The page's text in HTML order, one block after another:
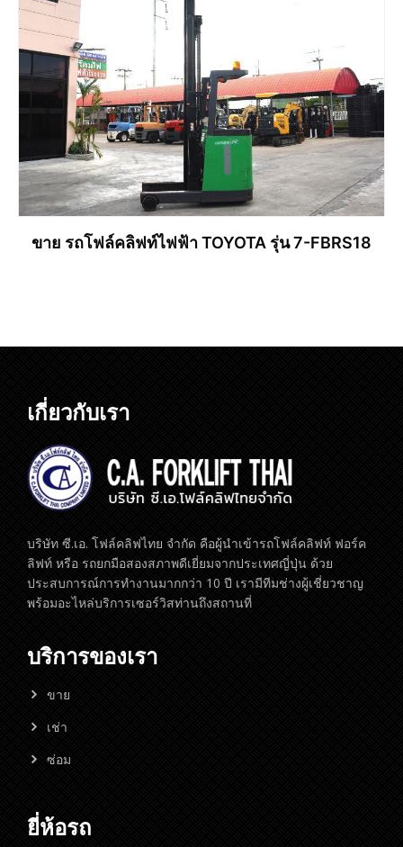
ขาย รถโฟล์คลิฟท์ไฟฟ้า TOYOTA รุ่น 7-FBRS18
เกี่ยวกับเรา
บริษัท ซี.เอ. โฟล์คลิฟไทย จำกัด คือผู้นำเข้ารถโฟล์คลิฟท์ ฟอร์ค
ลิฟท์ หรือ รถยกมือสองสภาพดีเยี่ยมจากประเทศญี่ปุ่น ด้วย
ประสบการณ์การทำงานมากกว่า 10 ปี เรามีทีมช่างผู้เชี่ยวชาญ
พร้อมอะไหล่บริการเซอร์วิสท่านถึงสถานที่
บริการของเรา
ขาย
เช่า
ซ่อม
ยี่ห้อรถ